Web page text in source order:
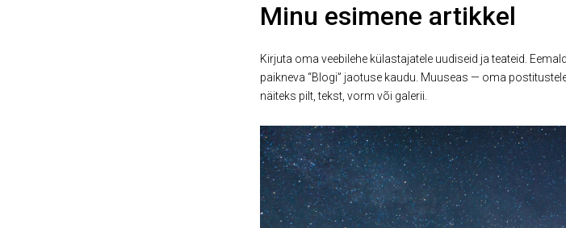
Minu esimene artikkel
Kirjuta oma veebilehe külastajatele uudiseid ja teateid.
paikneva “Blogi” jaotuse kaudu. Muuseas — oma
näiteks pilt, tekst, vorm või galerii.